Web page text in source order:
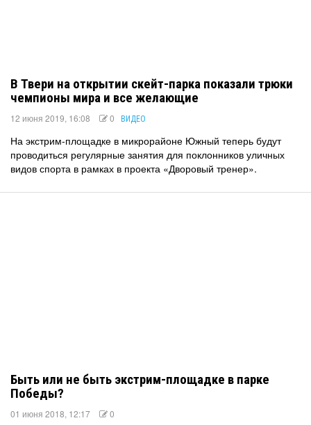
В Твери на открытии скейт-парка показали трюки
чемпионы мира и все желающие
12 июня 2019, 16:08 0 ВИДЕО
На экстрим-площадке в микрорайоне Южный теперь будут
проводиться регулярные занятия для поклонников уличных
видов спорта в рамках в проекта «Дворовый тренер».
Быть или не быть экстрим-площадке в парке
Победы?
01 июня 2018, 12:17 0